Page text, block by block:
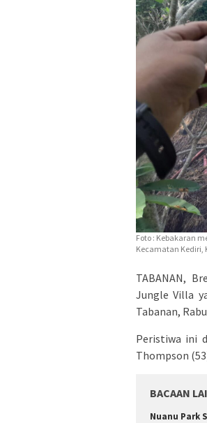
Foto : Kebakaran
Kecamatan Kediri,
TABANAN,
Jungle Villa
Tabanan,
Peristiwa ini
Thompson
BACAAN
Nuanu Park